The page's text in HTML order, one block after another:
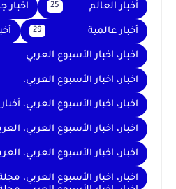
أخبار العالم 25 اخبار
أخبار عالمية 29
اخبار، اخبار الأسبوع العربي
اخبار، اخبار الأسبوع العربي،
اخبار، اخبار الأسبوع العربي،
اخبار، اخبار الأسبوع العربي،
اخبار، اخبار الأسبوع العربي،
اخبار، اخبار الأسبوع العربي،